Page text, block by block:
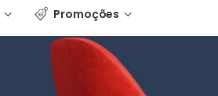
Promoções